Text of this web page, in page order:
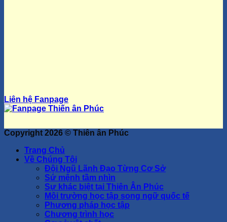
Liên hệ Fanpage
Copyright 2026 © Thiên ân Phúc
Trang Chủ
Về Chúng Tôi
Đội Ngũ Lãnh Đạo Từng Cơ Sở
Sứ mệnh tầm nhìn
Sự khác biệt tại Thiên Ân Phúc
Môi trường học tập song ngữ quốc tế
Phương pháp học tập
Chương trình học